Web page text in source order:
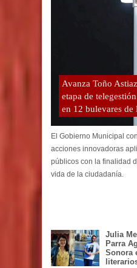
Avanza Toño
etapa de
en 12 bulevares de
El Gobierno Municipal
acciones innovadoras
públicos con la finalidad
vida de la ciudadanía.
Julia
Parra
Sonora